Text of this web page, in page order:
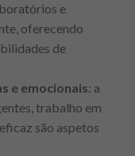
e
oferecendo
de
e emocionais: a
trabalho em
são aspetos